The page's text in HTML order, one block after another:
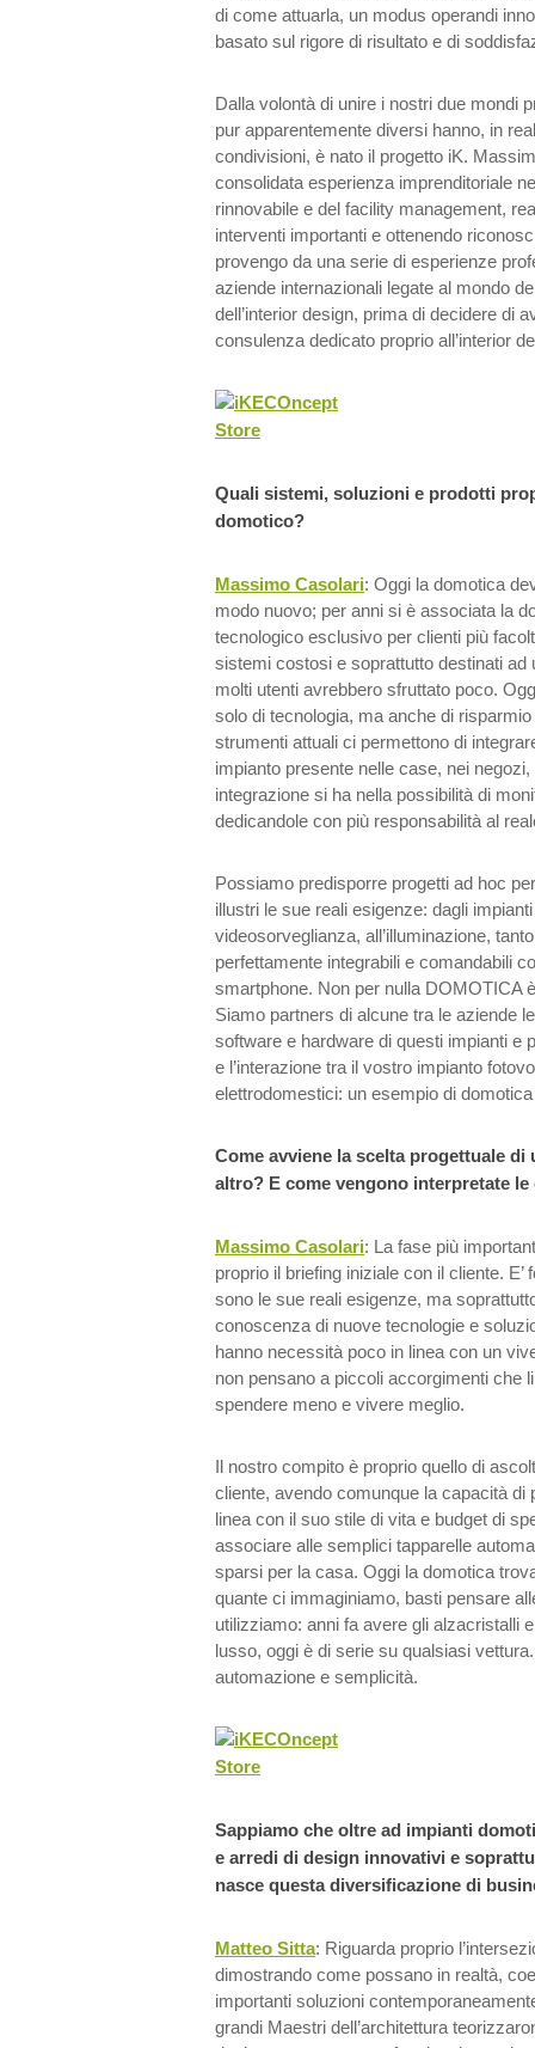
di come attuarla, un modus operandi
basato sul rigore di risultato e di
Dalla volontà di unire i nostri due mondi
pur apparentemente diversi hanno, in
condivisioni, è nato il progetto iK.
consolidata esperienza imprenditoriale
rinnovabile e del facility management,
interventi importanti e ottenendo
provengo da una serie di esperienze
aziende internazionali legate al mondo
dell’interior design, prima di decidere di
consulenza dedicato proprio all’interior
Quali sistemi, soluzioni e prodotti
domotico?
Massimo Casolari: Oggi la domotica
modo nuovo; per anni si è associata la
tecnologico esclusivo per clienti più
sistemi costosi e soprattutto destinati ad
molti utenti avrebbero sfruttato poco.
solo di tecnologia, ma anche di
strumenti attuali ci permettono di
impianto presente nelle case, nei
integrazione si ha nella possibilità di
dedicandole con più responsabilità al
Possiamo predisporre progetti ad hoc
illustri le sue reali esigenze: dagli
videosorveglianza, all’illuminazione,
perfettamente integrabili e comandabili
smartphone. Non per nulla DOMOTICA
Siamo partners di alcune tra le aziende
software e hardware di questi impianti e
e l’interazione tra il vostro impianto
elettrodomestici: un esempio di
Come avviene la scelta progettuale
altro? E come vengono interpretate
Massimo Casolari: La fase più
proprio il briefing iniziale con il cliente. E’
sono le sue reali esigenze, ma
conoscenza di nuove tecnologie e
hanno necessità poco in linea con un
non pensano a piccoli accorgimenti che
spendere meno e vivere meglio.
Il nostro compito è proprio quello di
cliente, avendo comunque la capacità di
linea con il suo stile di vita e budget di
associare alle semplici tapparelle
sparsi per la casa. Oggi la domotica
quante ci immaginiamo, basti pensare
utilizziamo: anni fa avere gli alzacristalli
lusso, oggi è di serie su qualsiasi
automazione e semplicità.
Sappiamo che oltre ad impianti
e arredi di design innovativi e
nasce questa diversificazione di
Matteo Sitta: Riguarda proprio
dimostrando come possano in realtà,
importanti soluzioni
grandi Maestri dell’architettura